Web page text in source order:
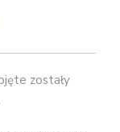
zostały